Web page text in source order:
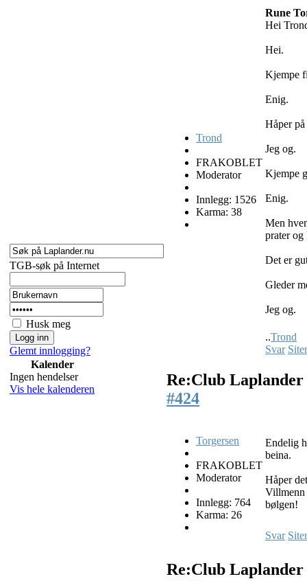
TGB-søk på Internet
Husk meg
Glemt innlogging?
Kalender
Ingen hendelser
Vis hele kalenderen
Trond
FRAKOBLET
Moderator
Innlegg: 1526
Karma: 38
Rune
Hei
Hei.
Kjempe
Enig.
Håper
Jeg og.
Kjempe
Enig.
Men
prater
Det er
Gleder
Jeg og.
..Trond
Svar Siter
Re:Club Laplander
#424
Torgersen
FRAKOBLET
Moderator
Innlegg: 764
Karma: 26
Endelig
beina.
Håper
Villmenn
bølgen!
Svar Siter
Re:Club Laplander